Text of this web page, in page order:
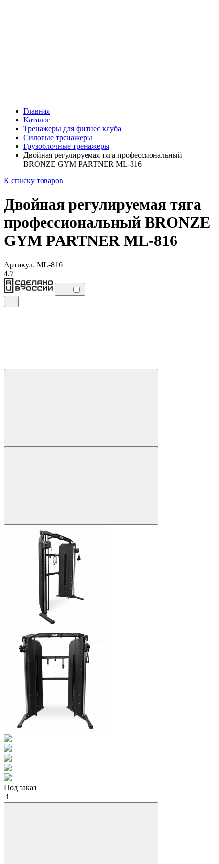
Главная
Каталог
Тренажеры для фитнес клуба
Силовые тренажеры
Грузоблочные тренажеры
Двойная регулируемая тяга профессиональный
BRONZE GYM PARTNER ML-816
К списку товаров
Двойная регулируемая тяга
профессиональный BRONZE
GYM PARTNER ML-816
Артикул: ML-816
4.7
Под заказ